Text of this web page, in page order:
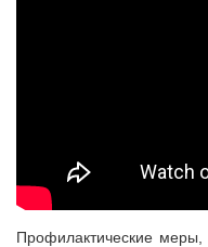
Профилактические